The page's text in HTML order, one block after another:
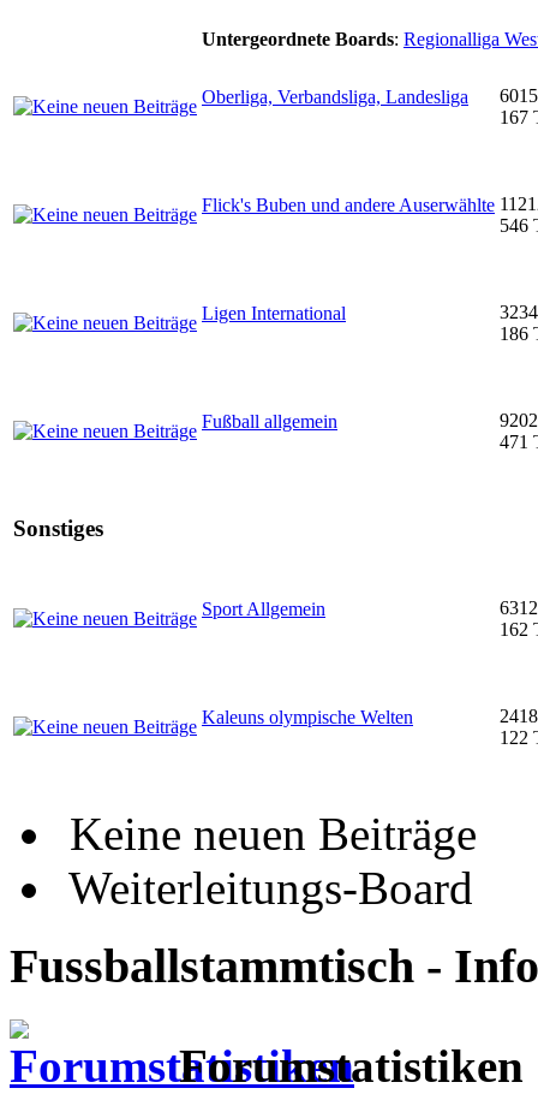
Untergeordnete Boards: Regionalliga
Oberliga, Verbandsliga, Landesliga
167
Flick's Buben und andere Auserwählte
546
Ligen International
186
Fußball allgemein
471
Sonstiges
Sport Allgemein
162
Kaleuns olympische Welten
122
Keine neuen Beiträge
Weiterleitungs-Board
Fussballstammtisch -
Forumstatistiken